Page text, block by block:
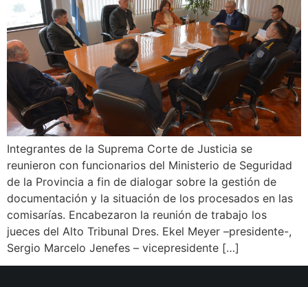
Integrantes de la Suprema Corte de Justicia se
reunieron con funcionarios del Ministerio de Seguridad
de la Provincia a fin de dialogar sobre la gestión de
documentación y la situación de los procesados en las
comisarías. Encabezaron la reunión de trabajo los
jueces del Alto Tribunal Dres. Ekel Meyer –presidente-,
Sergio Marcelo Jenefes – vicepresidente […]